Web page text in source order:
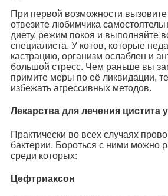
При первой возможности
отвезите любимчика
диету, режим покоя и выполняйте
специалиста. У котов, которые
кастрацию, организм ослаблен и
большой стресс. Чем раньше вы
примите меры по её ликвидации,
избежать агрессивных методов.
Лекарства для лечения цистита
Практически во всех случаях
бактерии. Бороться с ними можно
среди которых:
Цефтриаксон